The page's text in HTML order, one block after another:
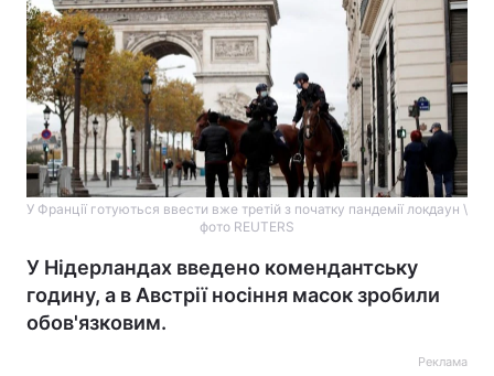
У Франції готуються ввести вже третій з початку пандемії локдаун \
фото REUTERS
У Нідерландах введено комендантську
годину, а в Австрії носіння масок зробили
обов'язковим.
Реклама